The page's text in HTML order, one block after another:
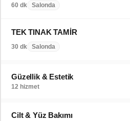
60 dk Salonda
TEK TINAK TAMİR
30 dk Salonda
Güzellik & Estetik
12 hizmet
Cilt & Yüz Bakımı